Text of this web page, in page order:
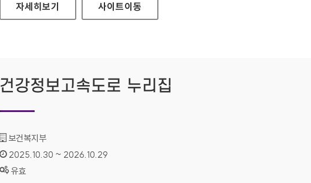
지방공공기관 경영정보 공개시스템(클린아이)
자세히보기 사이트이동
건강정보고속도로 누리집
기관명 :
보건복지부
인증기간 :
2025.10.30 ~ 2026.10.29
상태 :
유효